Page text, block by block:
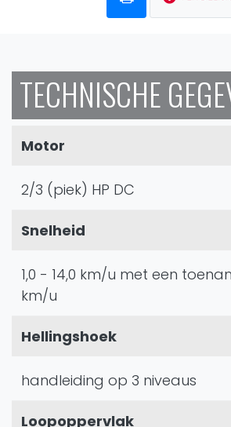
TECHNISCHE
Motor
2/3 (piek) HP DC
Snelheid
1,0 - 14,0 km/u met een
km/u
Hellingshoek
handleiding op 3 niveaus
Loopoppervlak